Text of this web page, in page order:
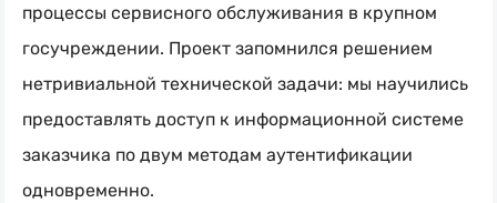
автоматизация
процессы сервисного обслуживания в крупном
госучреждении. Проект запомнился решением
нетривиальной технической задачи: мы научились
предоставлять доступ к информационной системе
заказчика по двум методам аутентификации
одновременно.